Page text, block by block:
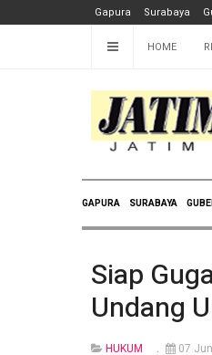
Gapura Surabaya
HOME
GAPURA SURABAYA
Siap
Undang
HUKUM 07